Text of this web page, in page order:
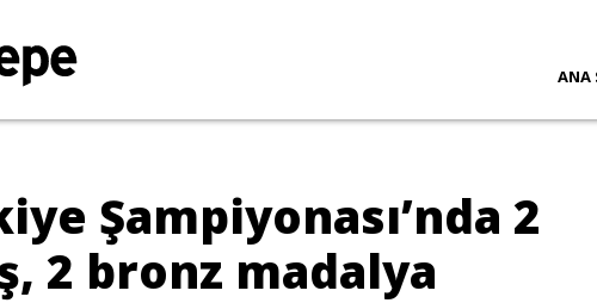
ANA
Şampiyonası’nda 2
2 bronz madalya